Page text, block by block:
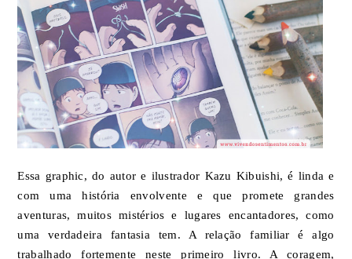
Essa graphic, do autor e ilustrador Kazu Kibuishi, é linda e
com uma história envolvente e que promete grandes
aventuras, muitos mistérios e lugares encantadores, como
uma verdadeira fantasia tem. A relação familiar é algo
trabalhado fortemente neste primeiro livro. A coragem,